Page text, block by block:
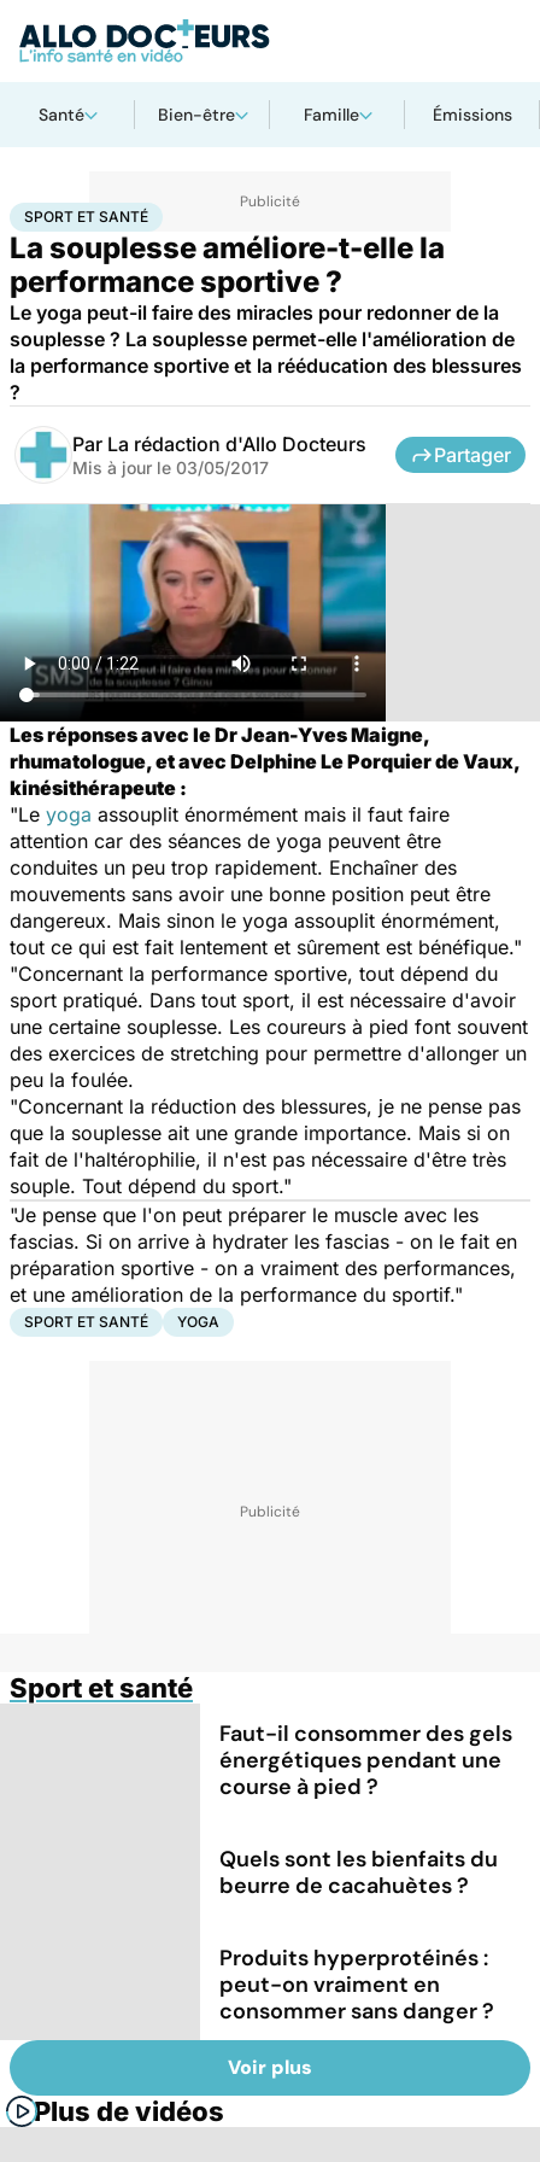
Santé Bien-être Famille Émissions
AccueilBien-êtreSport santé Sport et santé
SPORT ET SANTÉ
La souplesse améliore-t-elle la
performance sportive ?
Le yoga peut-il faire des miracles pour redonner de la
souplesse ? La souplesse permet-elle l'amélioration de
la performance sportive et la rééducation des blessures
?
Par La rédaction d'Allo Docteurs
Mis à jour le 03/05/2017
Partager
Les réponses avec le Dr Jean-Yves Maigne,
rhumatologue, et avec Delphine Le Porquier de Vaux,
kinésithérapeute :
"Le yoga assouplit énormément mais il faut faire
attention car des séances de yoga peuvent être
conduites un peu trop rapidement. Enchaîner des
mouvements sans avoir une bonne position peut être
dangereux. Mais sinon le yoga assouplit énormément,
tout ce qui est fait lentement et sûrement est bénéfique."
"Concernant la performance sportive, tout dépend du
sport pratiqué. Dans tout sport, il est nécessaire d'avoir
une certaine souplesse. Les coureurs à pied font souvent
des exercices de stretching pour permettre d'allonger un
peu la foulée.
"Concernant la réduction des blessures, je ne pense pas
que la souplesse ait une grande importance. Mais si on
fait de l'haltérophilie, il n'est pas nécessaire d'être très
souple. Tout dépend du sport."
"Je pense que l'on peut préparer le muscle avec les
fascias. Si on arrive à hydrater les fascias - on le fait en
préparation sportive - on a vraiment des performances,
et une amélioration de la performance du sportif."
SPORT ET SANTÉ YOGA
Sport et santé
Faut-il consommer des gels
énergétiques pendant une
course à pied ?
Quels sont les bienfaits du
beurre de cacahuètes ?
Produits hyperprotéinés :
peut-on vraiment en
consommer sans danger ?
Voir plus
Plus de vidéos